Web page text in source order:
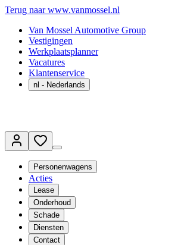
Terug naar www.vanmossel.nl
Van Mossel Automotive Group
Vestigingen
Werkplaatsplanner
Vacatures
Klantenservice
nl - Nederlands
Personenwagens
Acties
Lease
Onderhoud
Schade
Diensten
Contact